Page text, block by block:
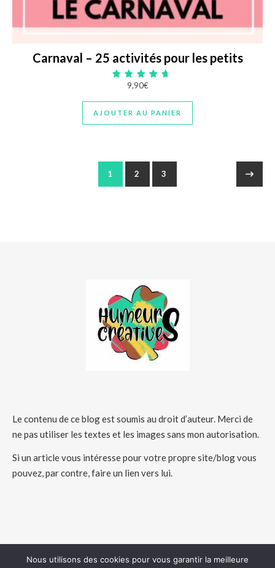
Carnaval – 25 activités pour les petits
Note
9,90€
AJOUTER AU PANIER
1 2 3
Le contenu de ce blog est soumis au droit d’auteur. Merci de
ne pas utiliser les textes et les images sans mon autorisation.
Si un article vous intéresse pour votre propre site/blog vous
pouvez, par contre, faire un lien vers lui.
Nous utilisons des cookies pour vous garantir la meilleure